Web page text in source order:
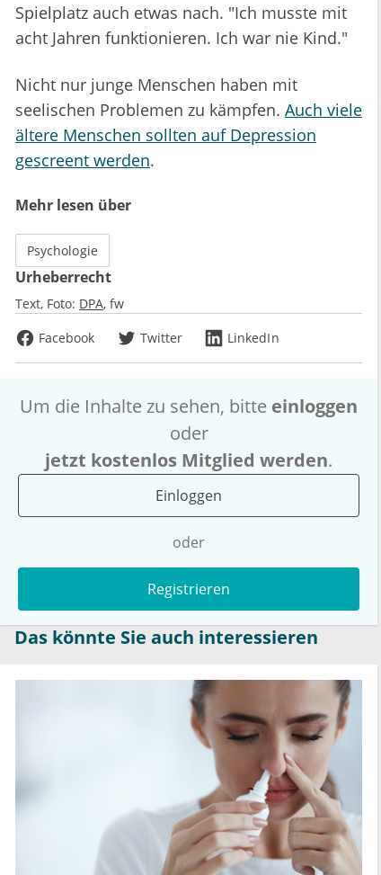
Spielplatz auch etwas nach. "Ich musste mit
acht Jahren funktionieren. Ich war nie Kind."
Nicht nur junge Menschen haben mit
seelischen Problemen zu kämpfen. Auch viele
ältere Menschen sollten auf Depression
gescreent werden.
Mehr lesen über
Psychologie
Urheberrecht
Text, Foto: DPA fw
Facebook
Twitter LinkedIn
Um die Inhalte zu sehen, bitte einloggen
oder
jetzt kostenlos Mitglied werden.
Einloggen
oder
Registrieren
Das könnte Sie auch interessieren